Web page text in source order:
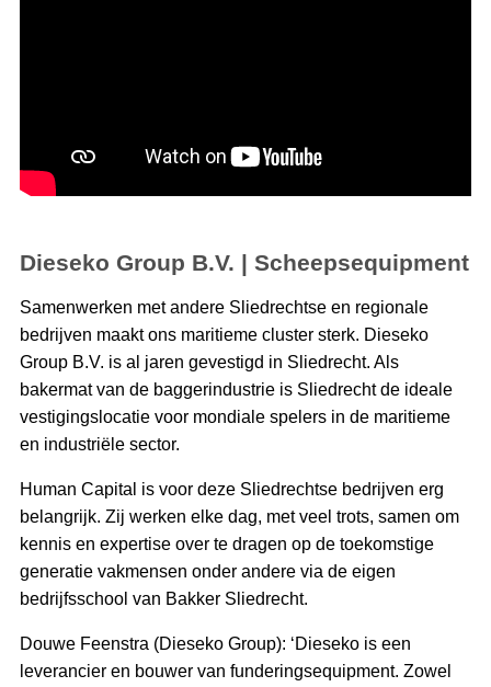
Dieseko Group B.V. | Scheepsequipment
Samenwerken met andere Sliedrechtse en regionale
bedrijven maakt ons maritieme cluster sterk. Dieseko
Group B.V. is al jaren gevestigd in Sliedrecht. Als
bakermat van de baggerindustrie is Sliedrecht de ideale
vestigingslocatie voor mondiale spelers in de maritieme
en industriële sector.
Human Capital is voor deze Sliedrechtse bedrijven erg
belangrijk. Zij werken elke dag, met veel trots, samen om
kennis en expertise over te dragen op de toekomstige
generatie vakmensen onder andere via de eigen
bedrijfsschool van Bakker Sliedrecht.
Douwe Feenstra (Dieseko Group): ‘Dieseko is een
leverancier en bouwer van funderingsequipment. Zowel